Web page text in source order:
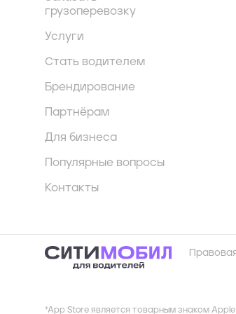
грузоперевозку
Услуги
Стать водителем
Брендирование
Партнёрам
Для бизнеса
Популярные вопросы
Контакты
*App Store является товарным знаком Apple